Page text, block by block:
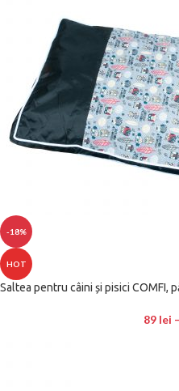
-18%
HOT
Saltea pentru câini și pisici COMFI,
89 lei –